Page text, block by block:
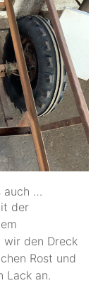
auch …
der
wir den Dreck
Rost und
Lack an.